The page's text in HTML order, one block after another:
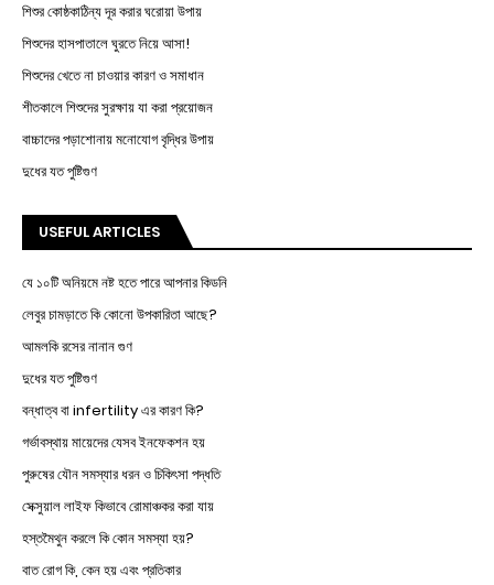
শিশুর কোষ্ঠকাঠিন্য দূর করার ঘরোয়া উপায়
শিশুদের হাসপাতালে ঘুরতে নিয়ে আসা!
শিশুদের খেতে না চাওয়ার কারণ ও সমাধান
শীতকালে শিশুদের সুরক্ষায় যা করা প্রয়োজন
বাচ্চাদের পড়াশোনায় মনোযোগ বৃদ্ধির উপায়
দুধের যত পুষ্টিগুণ
USEFUL ARTICLES
যে ১০টি অনিয়মে নষ্ট হতে পারে আপনার কিডনি
লেবুর চামড়াতে কি কোনো উপকারিতা আছে?
আমলকি রসের নানান গুণ
দুধের যত পুষ্টিগুণ
বন্ধাত্ব বা infertility এর কারণ কি?
গর্ভাবস্থায় মায়েদের যেসব ইনফেকশন হয়
পুরুষের যৌন সমস্যার ধরন ও চিকিৎসা পদ্ধতি
সেক্সুয়াল লাইফ কিভাবে রোমাঞ্চকর করা যায়
হস্তমৈথুন করলে কি কোন সমস্যা হয়?
বাত রোগ কি, কেন হয় এবং প্রতিকার